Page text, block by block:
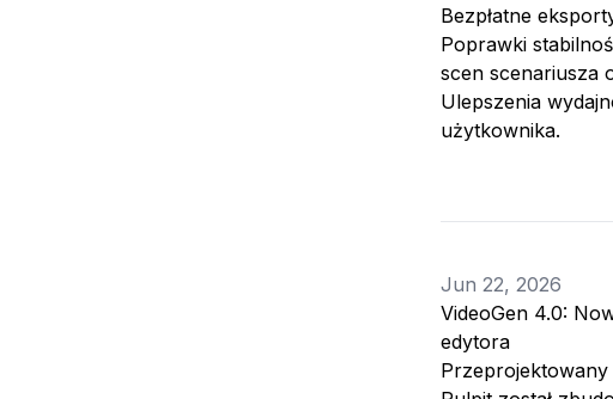
Bezpłatne
Poprawki
scen scenariusza
Ulepszenia
użytkownika.
Jun 22, 2026
VideoGen 4.0:
edytora